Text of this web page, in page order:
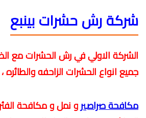
شركة رش حشرات بينبع
الشركة الاولي في رش الحشرات مع
جميع انواع الحشرات الزاحفه والطائره ،
مكافحة صراصير و نمل و مكافحة